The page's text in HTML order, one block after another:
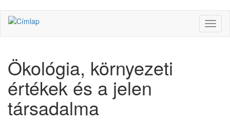
Ugrás
tartalomra
Ökológia, környezeti
értékek és a jelen
társadalma